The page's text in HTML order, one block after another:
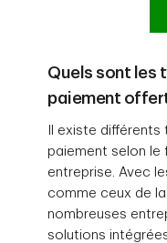
Quels sont les
paiement
Il existe
paiement selon
entreprise. Avec
comme ceux de
nombreuses
solutions